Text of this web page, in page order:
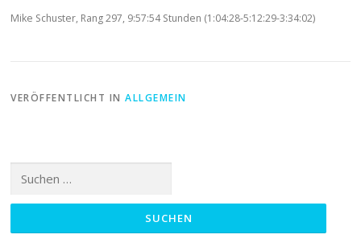
Mike Schuster, Rang 297, 9:57:54 Stunden (1:04:28-5:12:29-3:34:02)
VERÖFFENTLICHT INALLGEMEIN
nach: